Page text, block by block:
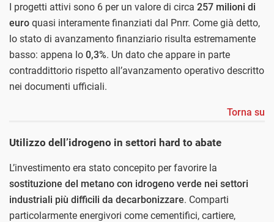
I progetti attivi sono 6 per un valore di circa 257 milioni di
euro quasi interamente finanziati dal Pnrr. Come già detto,
lo stato di avanzamento finanziario risulta estremamente
basso: appena lo 0,3%. Un dato che appare in parte
contraddittorio rispetto all’avanzamento operativo descritto
nei documenti ufficiali.
Torna su
Utilizzo dell’idrogeno in settori hard to abate
L’investimento era stato concepito per favorire la
sostituzione del metano con idrogeno verde nei settori
industriali più difficili da decarbonizzare. Comparti
particolarmente energivori come cementifici, cartiere,